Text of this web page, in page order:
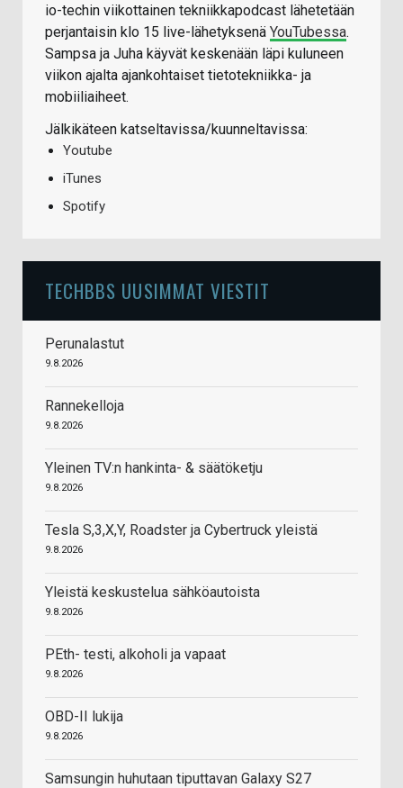
io-techin viikottainen tekniikkapodcast lähetetään
perjantaisin klo 15 live-lähetyksenä YouTubessa.
Sampsa ja Juha käyvät keskenään läpi kuluneen
viikon ajalta ajankohtaiset tietotekniikka- ja
mobiiliaiheet.
Jälkikäteen katseltavissa/kuunneltavissa:
Youtube
iTunes
Spotify
TECHBBS UUSIMMAT VIESTIT
Perunalastut
9.8.2026
Rannekelloja
9.8.2026
Yleinen TV:n hankinta- & säätöketju
9.8.2026
Tesla S,3,X,Y, Roadster ja Cybertruck yleistä
9.8.2026
Yleistä keskustelua sähköautoista
9.8.2026
PEth- testi, alkoholi ja vapaat
9.8.2026
OBD-II lukija
9.8.2026
Samsungin huhutaan tiputtavan Galaxy S27